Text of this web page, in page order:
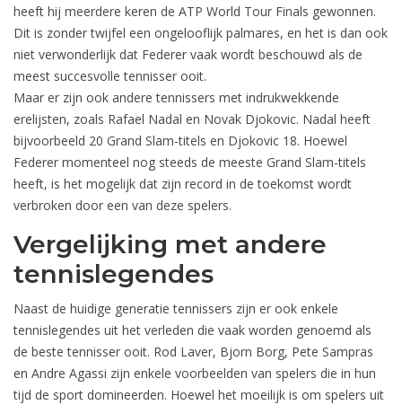
heeft hij meerdere keren de ATP World Tour Finals gewonnen.
Dit is zonder twijfel een ongelooflijk palmares, en het is dan ook
niet verwonderlijk dat Federer vaak wordt beschouwd als de
meest succesvolle tennisser ooit.
Maar er zijn ook andere tennissers met indrukwekkende
erelijsten, zoals Rafael Nadal en Novak Djokovic. Nadal heeft
bijvoorbeeld 20 Grand Slam-titels en Djokovic 18. Hoewel
Federer momenteel nog steeds de meeste Grand Slam-titels
heeft, is het mogelijk dat zijn record in de toekomst wordt
verbroken door een van deze spelers.
Vergelijking met andere
tennislegendes
Naast de huidige generatie tennissers zijn er ook enkele
tennislegendes uit het verleden die vaak worden genoemd als
de beste tennisser ooit. Rod Laver, Bjorn Borg, Pete Sampras
en Andre Agassi zijn enkele voorbeelden van spelers die in hun
tijd de sport domineerden. Hoewel het moeilijk is om spelers uit